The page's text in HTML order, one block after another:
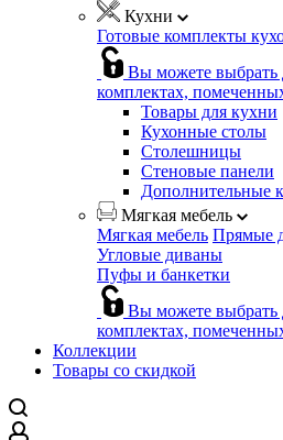
Кухни
Готовые комплекты
Вы можете выбрать
комплектах,
Товары для кухни
Кухонные столы
Столешницы
Стеновые панели
Дополнительные
Мягкая мебель
Мягкая мебель Прямые
Угловые диваны
Пуфы и банкетки
Вы можете выбрать
комплектах,
Коллекции
Товары со скидкой